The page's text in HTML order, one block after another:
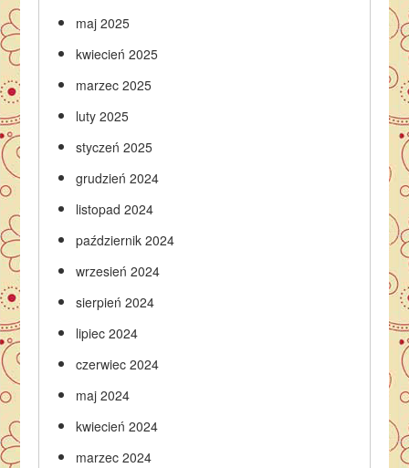
maj 2025
kwiecień 2025
marzec 2025
luty 2025
styczeń 2025
grudzień 2024
listopad 2024
październik 2024
wrzesień 2024
sierpień 2024
lipiec 2024
czerwiec 2024
maj 2024
kwiecień 2024
marzec 2024